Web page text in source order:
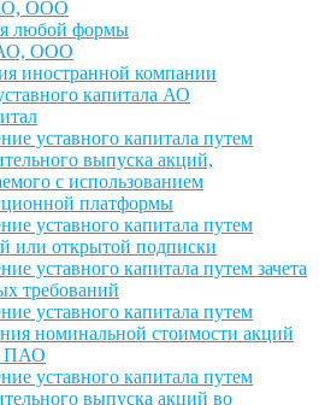
ООО
любой формы
ООО
иностранной компании
капитала АО
уставного капитала путем
выпуска акций,
с использованием
платформы
уставного капитала путем
или открытой подписки
уставного капитала путем зачета
требований
уставного капитала путем
номинальной стоимости акций
ПАО
уставного капитала путем
выпуска акций во